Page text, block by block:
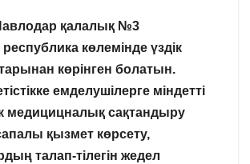
қалалық №3
көлемінде үздік
көрінген болатын.
емделушілерге міндетті
медицицналық сақтандыру
қызмет көрсету,
талап-тілегін жедел